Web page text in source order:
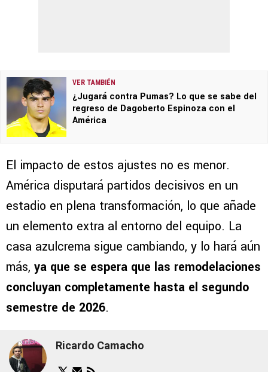
VER TAMBIÉN
¿Jugará contra Pumas? Lo que se sabe del
regreso de Dagoberto Espinoza con el
América
El impacto de estos ajustes no es menor.
América disputará partidos decisivos en un
estadio en plena transformación, lo que añade
un elemento extra al entorno del equipo. La
casa azulcrema sigue cambiando, y lo hará aún
más, ya que se espera que las remodelaciones
concluyan completamente hasta el segundo
semestre de 2026.
Ricardo Camacho